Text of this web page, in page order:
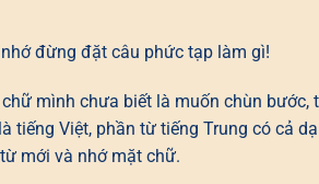
đừng đặt câu phức tạp làm gì!
mình chưa biết là muốn chùn bước,
tiếng Việt, phần từ tiếng Trung có cả
mới và nhớ mặt chữ.